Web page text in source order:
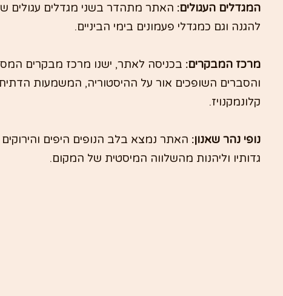
המגדלים העגולים: האתר מתהדר בשני מגדלים עגולים
להגנה וגם כמגדלי פעמונים בימי הביניים.
מרכז המבקרים: בכניסה לאתר, ישנו מרכז מבקרים
והסברים השופכים אור על ההיסטוריה, המשמעות
קלונמקנויז.
נופי נהר שאנון: האתר נמצא בלב הנופים היפים
גדותיו וליהנות מהשלווה המיסטית של המקום.